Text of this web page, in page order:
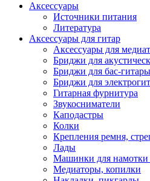
Аксессуары
Источники питания
Литература
Аксессуары для гитар
Аксессуары для
Бриджи для
Бриджи для бас-гитары
Бриджи для
Гитарная фурнитура
Звукосниматели
Каподастры
Колки
Крепления ремня,
Лады
Машинки для намотки
Медиаторы, копилки